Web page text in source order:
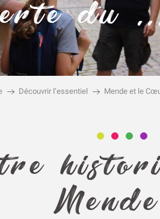
du
Découvrir l’essentiel Mende et le
Mende